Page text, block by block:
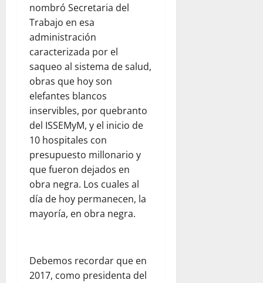
nombró Secretaria del
Trabajo en esa
administración
caracterizada por el
saqueo al sistema de salud,
obras que hoy son
elefantes blancos
inservibles, por quebranto
del ISSEMyM, y el inicio de
10 hospitales con
presupuesto millonario y
que fueron dejados en
obra negra. Los cuales al
día de hoy permanecen, la
mayoría, en obra negra.
Debemos recordar que en
2017, como presidenta del